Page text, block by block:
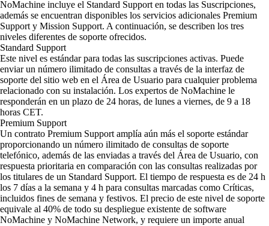
NoMachine incluye el Standard Support en todas las Suscripciones,
además se encuentran disponibles los servicios adicionales Premium
Support y Mission Support. A continuación, se describen los tres
niveles diferentes de soporte ofrecidos.
Standard Support
Este nivel es estándar para todas las suscripciones activas. Puede
enviar un número ilimitado de consultas a través de la interfaz de
soporte del sitio web en el Área de Usuario para cualquier problema
relacionado con su instalación. Los expertos de NoMachine le
responderán en un plazo de 24 horas, de lunes a viernes, de 9 a 18
horas CET.
Premium Support
Un contrato Premium Support amplía aún más el soporte estándar
proporcionando un número ilimitado de consultas de soporte
telefónico, además de las enviadas a través del Área de Usuario, con
respuesta prioritaria en comparación con las consultas realizadas por
los titulares de un Standard Support. El tiempo de respuesta es de 24 h
los 7 días a la semana y 4 h para consultas marcadas como Críticas,
incluidos fines de semana y festivos. El precio de este nivel de soporte
equivale al 40% de todo su despliegue existente de software
NoMachine y NoMachine Network, y requiere un importe anual